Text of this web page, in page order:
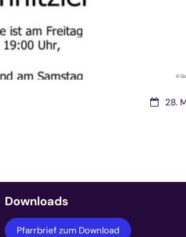
©
Datum:
28.
Downloads
Pfarrbrief zum Download